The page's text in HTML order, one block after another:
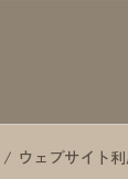
ウェブサイト